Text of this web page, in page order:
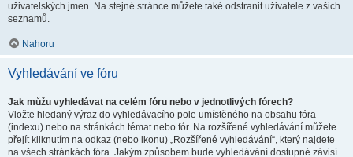
uživatelských jmen. Na stejné stránce můžete také odstranit uživatele z vašich
seznamů.
Nahoru
Vyhledávání ve fóru
Jak můžu vyhledávat na celém fóru nebo v jednotlivých fórech?
Vložte hledaný výraz do vyhledávacího pole umístěného na obsahu fóra
(indexu) nebo na stránkách témat nebo fór. Na rozšířené vyhledávání můžete
přejít kliknutím na odkaz (nebo ikonu) „Rozšířené vyhledávání“, který najdete
na všech stránkách fóra. Jakým způsobem bude vyhledávání dostupné závisí